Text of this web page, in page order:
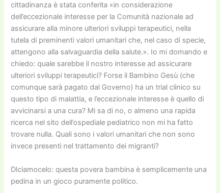
cittadinanza è stata conferita «in considerazione
dell’eccezionale interesse per la Comunità nazionale ad
assicurare alla minore ulteriori sviluppi terapeutici, nella
tutela di preminenti valori umanitari che, nel caso di specie,
attengono alla salvaguardia della salute.». Io mi domando e
chiedo: quale sarebbe il nostro interesse ad assicurare
ulteriori sviluppi terapeutici? Forse il Bambino Gesù (che
comunque sarà pagato dal Governo) ha un trial clinico su
questo tipo di malattia, e l’eccezionale interesse è quello di
avvicinarsi a una cura? Mi sa di no, o almeno una rapida
ricerca nel sito dell’ospediale pediatrico non mi ha fatto
trovare nulla. Quali sono i valori umanitari che non sono
invece presenti nel trattamento dei migranti?
DIciamocelo: questa povera bambina è semplicemente una
pedina in un gioco puramente politico.